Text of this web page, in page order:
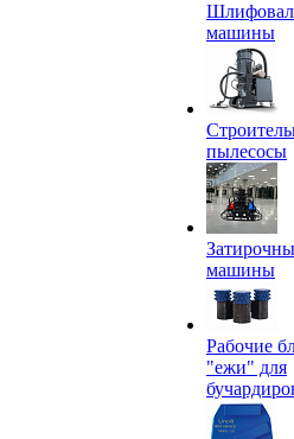
машины
пылесосы
машины
Рабочие
"ежи" для